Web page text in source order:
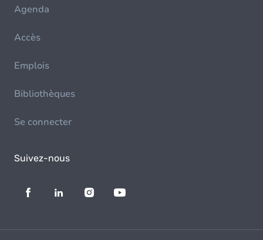
Agenda
Accès
Emplois
Bibliothèques
Se connecter
Suivez-nous